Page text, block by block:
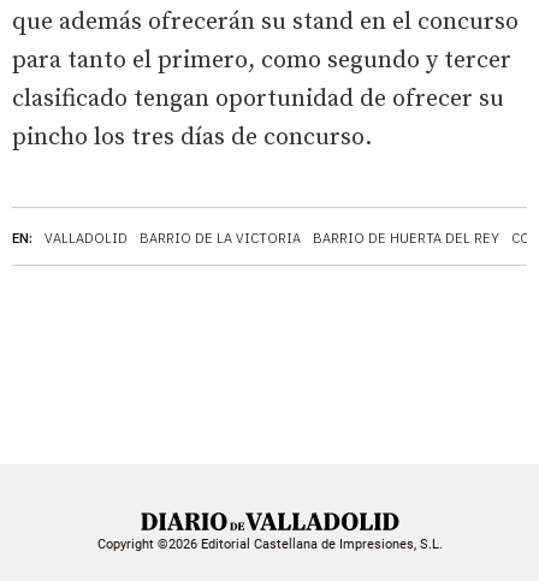
EN: VALLADOLID BARRIO DE LA VICTORIA BARRIO DE HUERTA DEL REY
que además ofrecerán su stand en el concurso
para tanto el primero, como segundo y tercer
clasificado tengan oportunidad de ofrecer su
pincho los tres días de concurso.
Copyright ©2026 Editorial Castellana de Impresiones, S.L.